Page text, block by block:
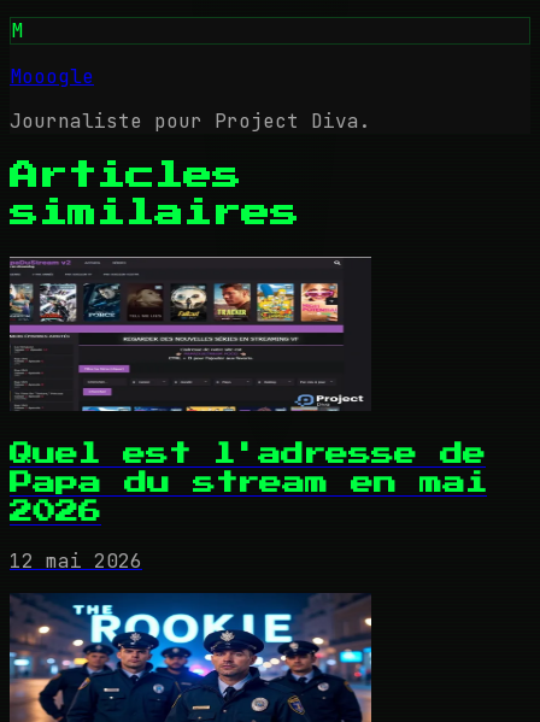
M
Mooogle
Journaliste pour Project Diva.
Articles
similaires
Quel est l'adresse de
Papa du stream en mai
2026
12 mai 2026